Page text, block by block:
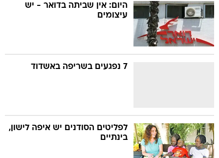
היום: אין שביתה בדואר - יש
עיצומים
7 נפגעים בשריפה באשדוד
לפליטים הסודנים יש איפה לישון,
בינתיים